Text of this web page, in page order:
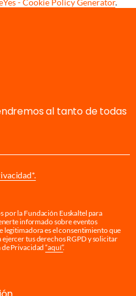
- Cookie Policy Generator.
al tanto de todas
por la Fundación Euskaltel para
informado sobre eventos
legitimadora es el consentimiento que
tus derechos RGPD y solicitar
de Privacidad“aquí”.